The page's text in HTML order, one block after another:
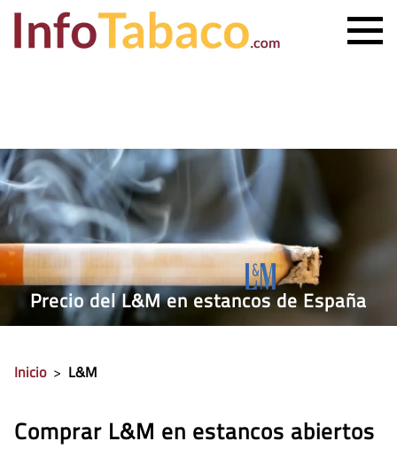
ESTANCO MÁS CERCANO
CONTACTO
Precio del L&M en estancos de España
Inicio > L&M
Comprar L&M en estancos abiertos